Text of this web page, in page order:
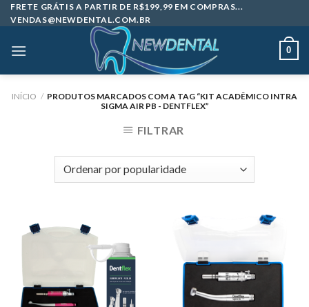
Skip
to
FRETE GRÁTIS A PARTIR DE R$199,99 EM COMPRAS...
VENDAS@NEWDENTAL.COM.BR
0
INÍCIO / PRODUTOS MARCADOS COM A TAG “KIT ACADÊMICO INTRA
SIGMA AIR PB - DENTFLEX”
FILTRAR